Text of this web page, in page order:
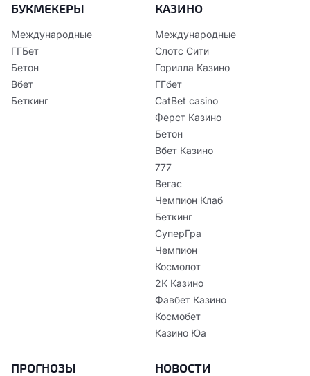
БУКМЕКЕРЫ
Международные
ГГБет
Бетон
Вбет
Беткинг
КАЗИНО
Международные
Слотс Сити
Горилла Казино
ГГбет
CatBet casino
Ферст Казино
Бетон
Вбет Казино
777
Вегас
Чемпион Клаб
Беткинг
СуперГра
Чемпион
Космолот
2К Казино
Фавбет Казино
Космобет
Казино Юа
ПРОГНОЗЫ НОВОСТИ